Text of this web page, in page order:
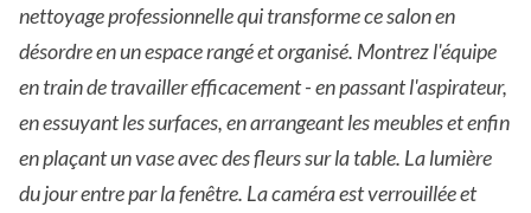
nettoyage professionnelle qui transforme ce salon en
désordre en un espace rangé et organisé. Montrez l'équipe
en train de travailler efficacement - en passant l'aspirateur,
en essuyant les surfaces, en arrangeant les meubles et enfin
en plaçant un vase avec des fleurs sur la table. La lumière
du jour entre par la fenêtre. La caméra est verrouillée et